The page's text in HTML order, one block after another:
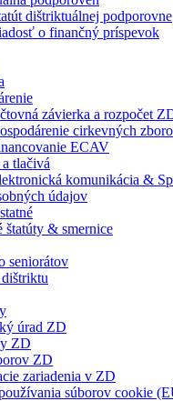
dištriktuálnej podporovne
o finančný príspevok
závierka a rozpočet
cirkevných
ECAV
tlačivá
komunikácia &
údajov
štatúty & smernice
seniorátov
úrad ZD
ZD
ZD
zariadenia v ZD
súborov cookie